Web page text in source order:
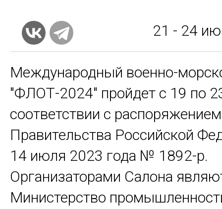
21 - 24
Международный военно-
"ФЛОТ-2024" пройдет с 19 по
соответствии с распоряжением
Правительства Российской
14 июля 2023 года № 1892-р.
Организаторами Салона
Министерство